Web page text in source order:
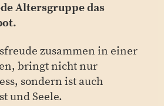
Altersgruppe das
zusammen in einer
bringt nicht nur
sondern ist auch
und Seele.